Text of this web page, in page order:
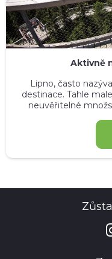
Aktivně
Lipno, často
destinace. Tahle
neuvěřitelné